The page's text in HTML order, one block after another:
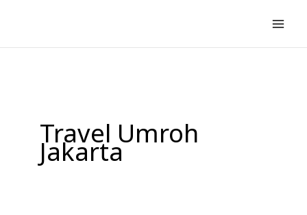
konten
Travel Umroh
Jakarta